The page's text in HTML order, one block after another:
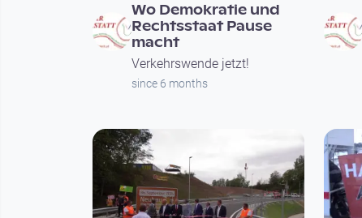
Wo Demokratie und
Rechtsstaat Pause
macht
Verkehrswende jetzt!
since 6 months